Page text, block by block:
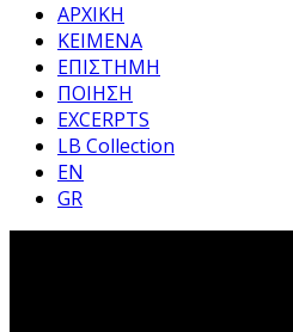
ΑΡΧΙΚΗ
ΚΕΙΜΕΝΑ
ΕΠΙΣΤΗΜΗ
ΠΟΙΗΣΗ
EXCERPTS
LB Collection
EN
GR